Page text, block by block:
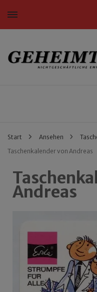
Nichtgeschäftliche
Start Ansehen
Taschenkalender von Andreas
Andreas